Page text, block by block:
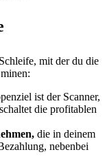
mit der du die
ist der Scanner,
die profitablen
die in deinem
nebenbei